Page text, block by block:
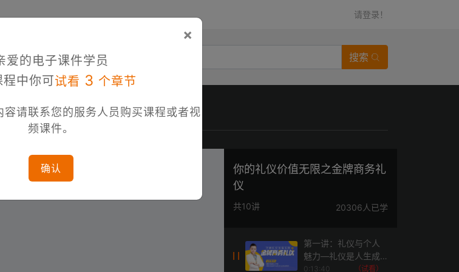
请登录！
搜索
你的礼仪价值无限之金牌商务礼
仪
共10讲 20306人已学
第一讲：礼仪与个人
魅力—礼仪是人生成
功的必经之路
0:13:40 （试看）
×
爱的电子课件学员
程中你可试看 3 个章节
容请联系您的服务人员购买课程或者视
频课件。
确认